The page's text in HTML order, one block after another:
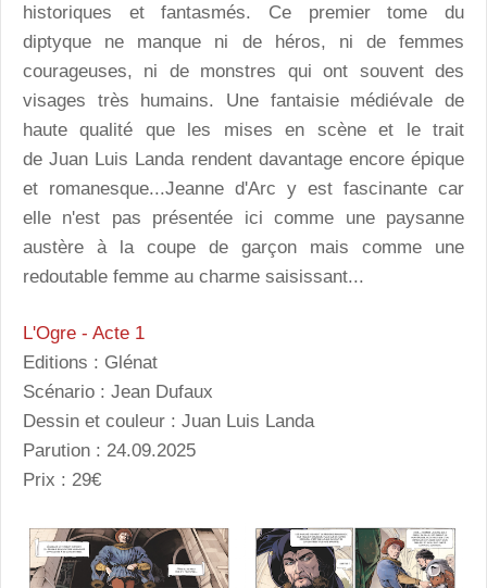
historiques et fantasmés. Ce premier tome du
diptyque ne manque ni de héros, ni de femmes
courageuses, ni de monstres qui ont souvent des
visages très humains. Une fantaisie médiévale de
haute qualité que les mises en scène et le trait
de Juan Luis Landa rendent davantage encore épique
et romanesque...Jeanne d'Arc y est fascinante car
elle n'est pas présentée ici comme une paysanne
austère à la coupe de garçon mais comme une
redoutable femme au charme saisissant...
L'Ogre - Acte 1
Editions : Glénat
Scénario : Jean Dufaux
Dessin et couleur : Juan Luis Landa
Parution : 24.09.2025
Prix : 29€